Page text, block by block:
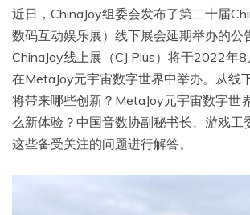
近日，ChinaJoy组委会发布了第二十届
数码互动娱乐展）线下展会延期举办的公
ChinaJoy线上展（CJ Plus）将于2022年
在MetaJoy元宇宙数字世界中举办。从线
将带来哪些创新？MetaJoy元宇宙数字世
么新体验？中国音数协副秘书长、游戏工
这些备受关注的问题进行解答。